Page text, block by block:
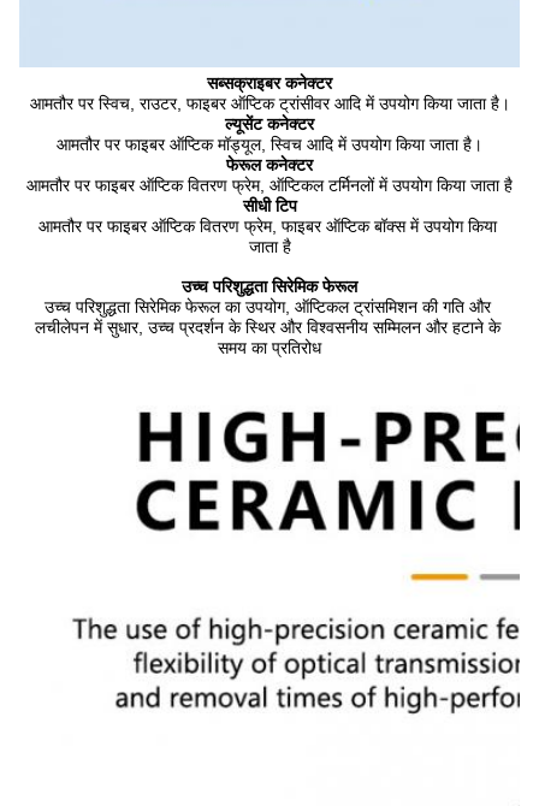
सब्सक्राइबर कनेक्टर
आमतौर पर स्विच, राउटर, फाइबर ऑप्टिक ट्रांसीवर आदि में उपयोग किया जाता है।
ल्यूसेंट कनेक्टर
आमतौर पर फाइबर ऑप्टिक मॉड्यूल, स्विच आदि में उपयोग किया जाता है।
फेरूल कनेक्टर
आमतौर पर फाइबर ऑप्टिक वितरण फ्रेम, ऑप्टिकल टर्मिनलों में उपयोग किया जाता है
सीधी टिप
आमतौर पर फाइबर ऑप्टिक वितरण फ्रेम, फाइबर ऑप्टिक बॉक्स में उपयोग किया
जाता है
उच्च परिशुद्धता सिरेमिक फेरूल
उच्च परिशुद्धता सिरेमिक फेरूल का उपयोग, ऑप्टिकल ट्रांसमिशन की गति और
लचीलेपन में सुधार, उच्च प्रदर्शन के स्थिर और विश्वसनीय सम्मिलन और हटाने के
समय का प्रतिरोध